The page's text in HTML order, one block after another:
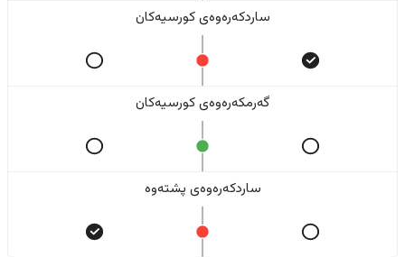
ساردکەرەوەی کورسیەکان
گەرمکەرەوەی کورسیەکان
ساردکەرەوەی پشتەوە